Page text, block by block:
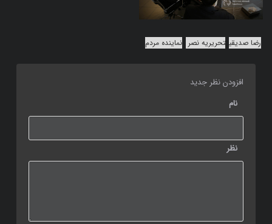
رضا صدیقی تحریریه نصر نماینده مردم
افزودن نظر جدید
نام
نظر